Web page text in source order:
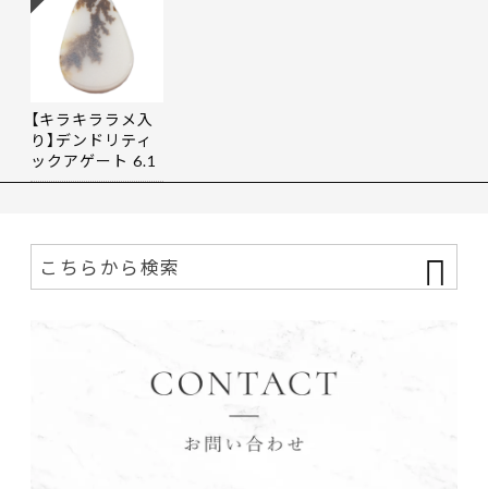
【キラキララメ入
り】デンドリティ
ックアゲート 6.1
9ct